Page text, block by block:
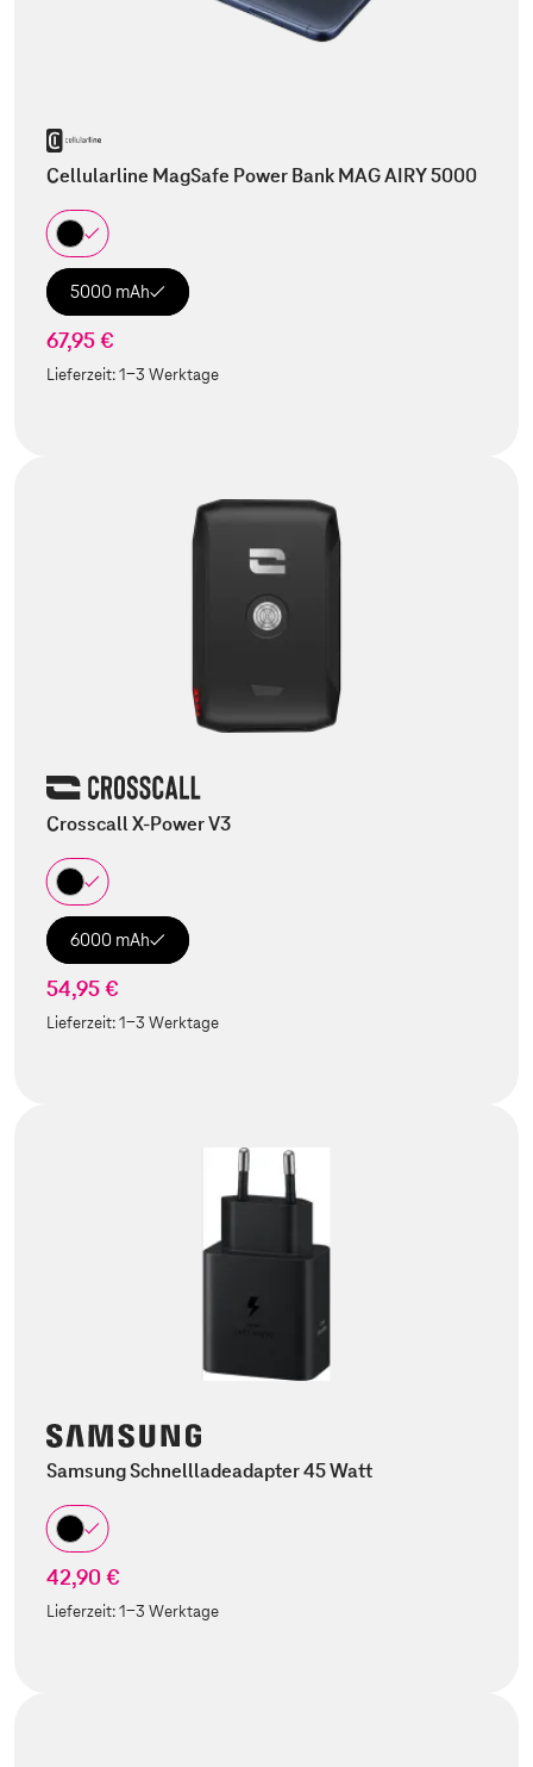
Cellularline MagSafe Power Bank MAG AIRY 5000
5000 mAh
67,95 €
Lieferzeit:1-3 Werktage
Crosscall X-Power V3
6000 mAh
54,95 €
Lieferzeit:1-3 Werktage
Samsung Schnellladeadapter 45 Watt
42,90 €
Lieferzeit:1-3 Werktage